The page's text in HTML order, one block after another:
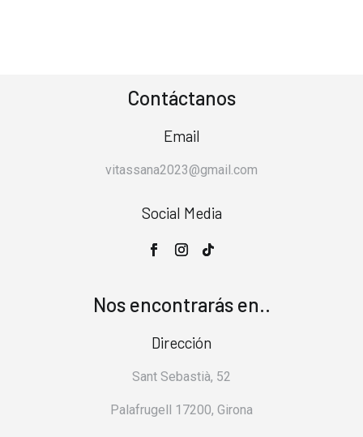
Contáctanos
Email
vitassana2023@gmail.com
Social Media
Nos encontrarás en..
Dirección
Sant Sebastià, 52
Palafrugell 17200, Girona